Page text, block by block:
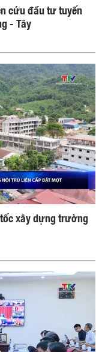
cứu đầu tư tuyến
- Tây
xây dựng trường